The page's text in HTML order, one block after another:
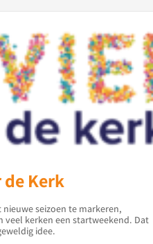
de Kerk
nieuwe seizoen te markeren,
veel kerken een startweekend. Dat
idee.